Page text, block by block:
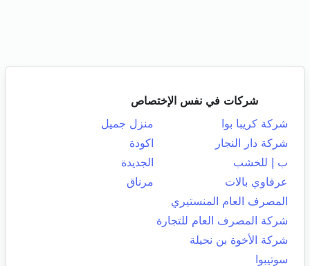
شركات في نفس الإختصاص
شركة كريبا بوا
منزل جميل
شركة دار النجار
اكودة
ب إ للخشب
الجديدة
عرفاوي بالات
مرناق
المصرف العام المنستيري
شركة المصرف العام للتجارة
شركة الأخوة بن نحيلة
سوتيبوا